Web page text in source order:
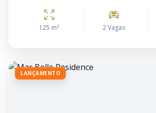
125 m² 2 Vagas
LANÇAMENTO